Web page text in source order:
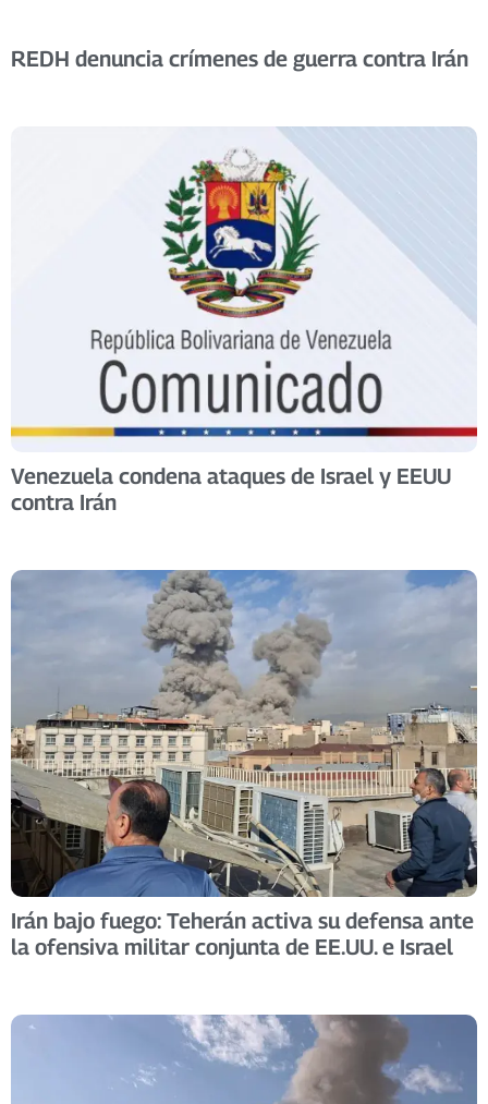
REDH denuncia crímenes de guerra contra Irán
Venezuela condena ataques de Israel y EEUU
contra Irán
Irán bajo fuego: Teherán activa su defensa ante
la ofensiva militar conjunta de EE.UU. e Israel